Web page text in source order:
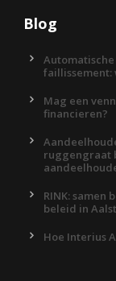
Blog
faillissement:
Mag een
financieren?
ruggengraat
RINK: samen
beleid in Aalst
Hoe Interius